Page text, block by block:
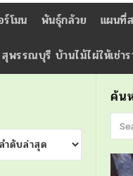
โมน พันธุ์กล้วย แผนที่
รรณบุรี บ้านไม้ไผ่ให้เช่าร
ค้น